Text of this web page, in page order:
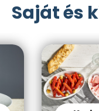
Saját és